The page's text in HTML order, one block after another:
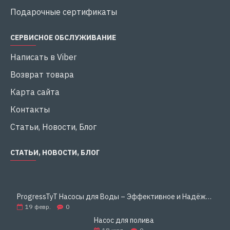
большие расстояния или в системы, требующие
высокого давления.
Энергоэффективность:
мощности 370 Вт устройство демонстрирует
высокую производительность, что позволяет
снизить эксплуатационные затраты.
Универсальность применения:
– от полива садов и огородов до
автоматического повышения давления в
коттеджей.
минимального обслуживания, что экономит ваше
время и средства.
Подарочные сертификаты
СЕРВИСНОЕ ОБСЛУЖИВАНИЕ
Написать в Viber
Возврат товара
Карта сайта
Контакты
Статьи, Новости, Блог
СТАТЬИ, НОВОСТИ, БЛОГ
ProgressTyT Насосы для Воды – Эффективное и Надёжное Решение для Дома и Бизнеса
19 февр. 0
Насос для полива